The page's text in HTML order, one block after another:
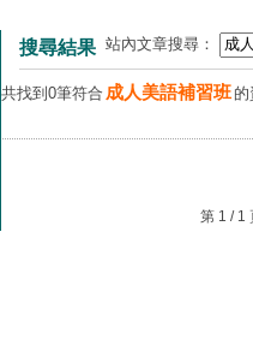
搜尋結果 站內文章搜尋：
共找到0筆符合 成人美語補習班
第 1 /